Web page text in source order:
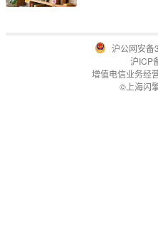
沪公网安
沪ICP
增值电信业务经
©上海闪